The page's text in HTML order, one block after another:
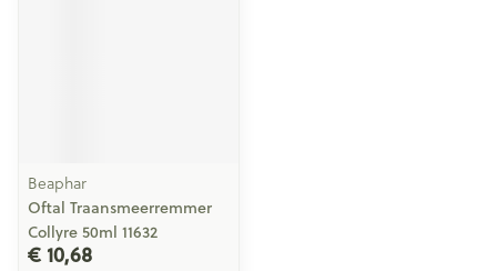
Beaphar
Oftal Traansmeerremmer
Collyre 50ml 11632
€ 10,68